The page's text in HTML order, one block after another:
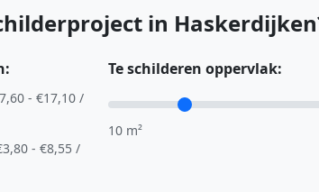
in
- €17,10 /
- €8,55 /
Te schilderen oppervlak:
10 m²